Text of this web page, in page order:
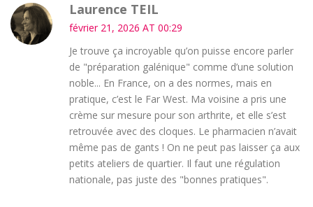
Laurence TEIL
février 21, 2026 AT 00:29
Je trouve ça incroyable qu’on puisse encore parler
de "préparation galénique" comme d’une solution
noble... En France, on a des normes, mais en
pratique, c’est le Far West. Ma voisine a pris une
crème sur mesure pour son arthrite, et elle s’est
retrouvée avec des cloques. Le pharmacien n’avait
même pas de gants ! On ne peut pas laisser ça aux
petits ateliers de quartier. Il faut une régulation
nationale, pas juste des "bonnes pratiques".